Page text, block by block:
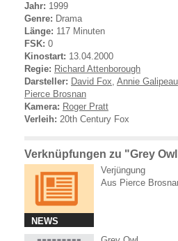
Jahr: 1999
Genre: Drama
Länge: 117 Minuten
FSK: 0
Kinostart: 13.04.2000
Regie: Richard Attenborough
Darsteller: David Fox, Annie Galipeau
Pierce Brosnan
Kamera: Roger Pratt
Verleih: 20th Century Fox
Verknüpfungen zu "Grey
NEWS
Verjüngung
Aus Pierce